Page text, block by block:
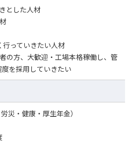
とした人材
っていきたい人材
の方、大歓迎・工場本格稼働し、管
を採用していきたい
災・健康・厚生年金）